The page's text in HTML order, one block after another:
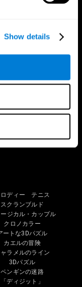
Show details
研究
ル治療法の検証
パイロット
者トレーニング
ソノミーSG4D
ロディー テニス
スクランブルド
ージカル・カップル
クロノカラー
ートな3Dパズル
カエルの冒険
ラメルのライン
3Dパズル
ペンギンの迷路
「ディジット」